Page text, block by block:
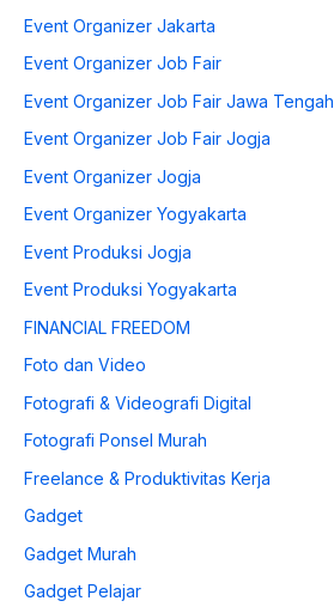
Event Organizer Jakarta
Event Organizer Job Fair
Event Organizer Job Fair Jawa Tengah
Event Organizer Job Fair Jogja
Event Organizer Jogja
Event Organizer Yogyakarta
Event Produksi Jogja
Event Produksi Yogyakarta
FINANCIAL FREEDOM
Foto dan Video
Fotografi & Videografi Digital
Fotografi Ponsel Murah
Freelance & Produktivitas Kerja
Gadget
Gadget Murah
Gadget Pelajar